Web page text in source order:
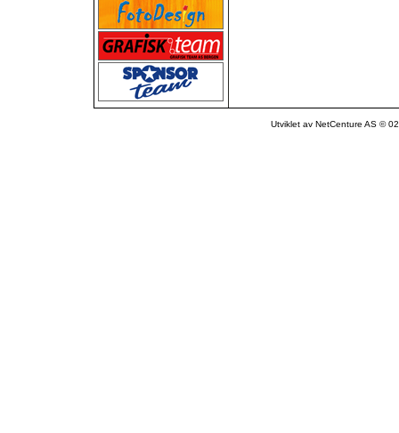
Utviklet av NetCenture AS ©